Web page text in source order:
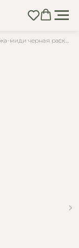
Юбка-миди черная расклешенная с карманами